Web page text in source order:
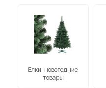
Елки, новогодние
товары